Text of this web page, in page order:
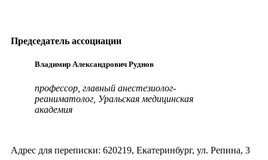
Председатель ассоциации
Владимир Александрович Руднов
профессор, главный анестезиолог-
реаниматолог, Уральская медицинская
академия
Адрес для переписки: 620219, Екатеринбург, ул. Репина, 3